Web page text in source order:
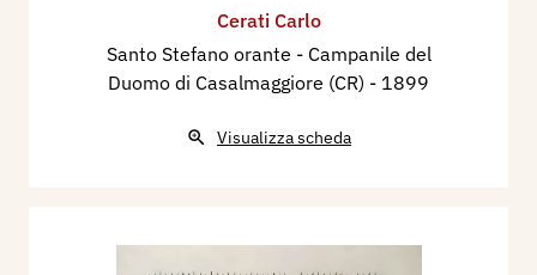
Cerati Carlo
Santo Stefano orante - Campanile del
Duomo di Casalmaggiore (CR) - 1899
Visualizza scheda